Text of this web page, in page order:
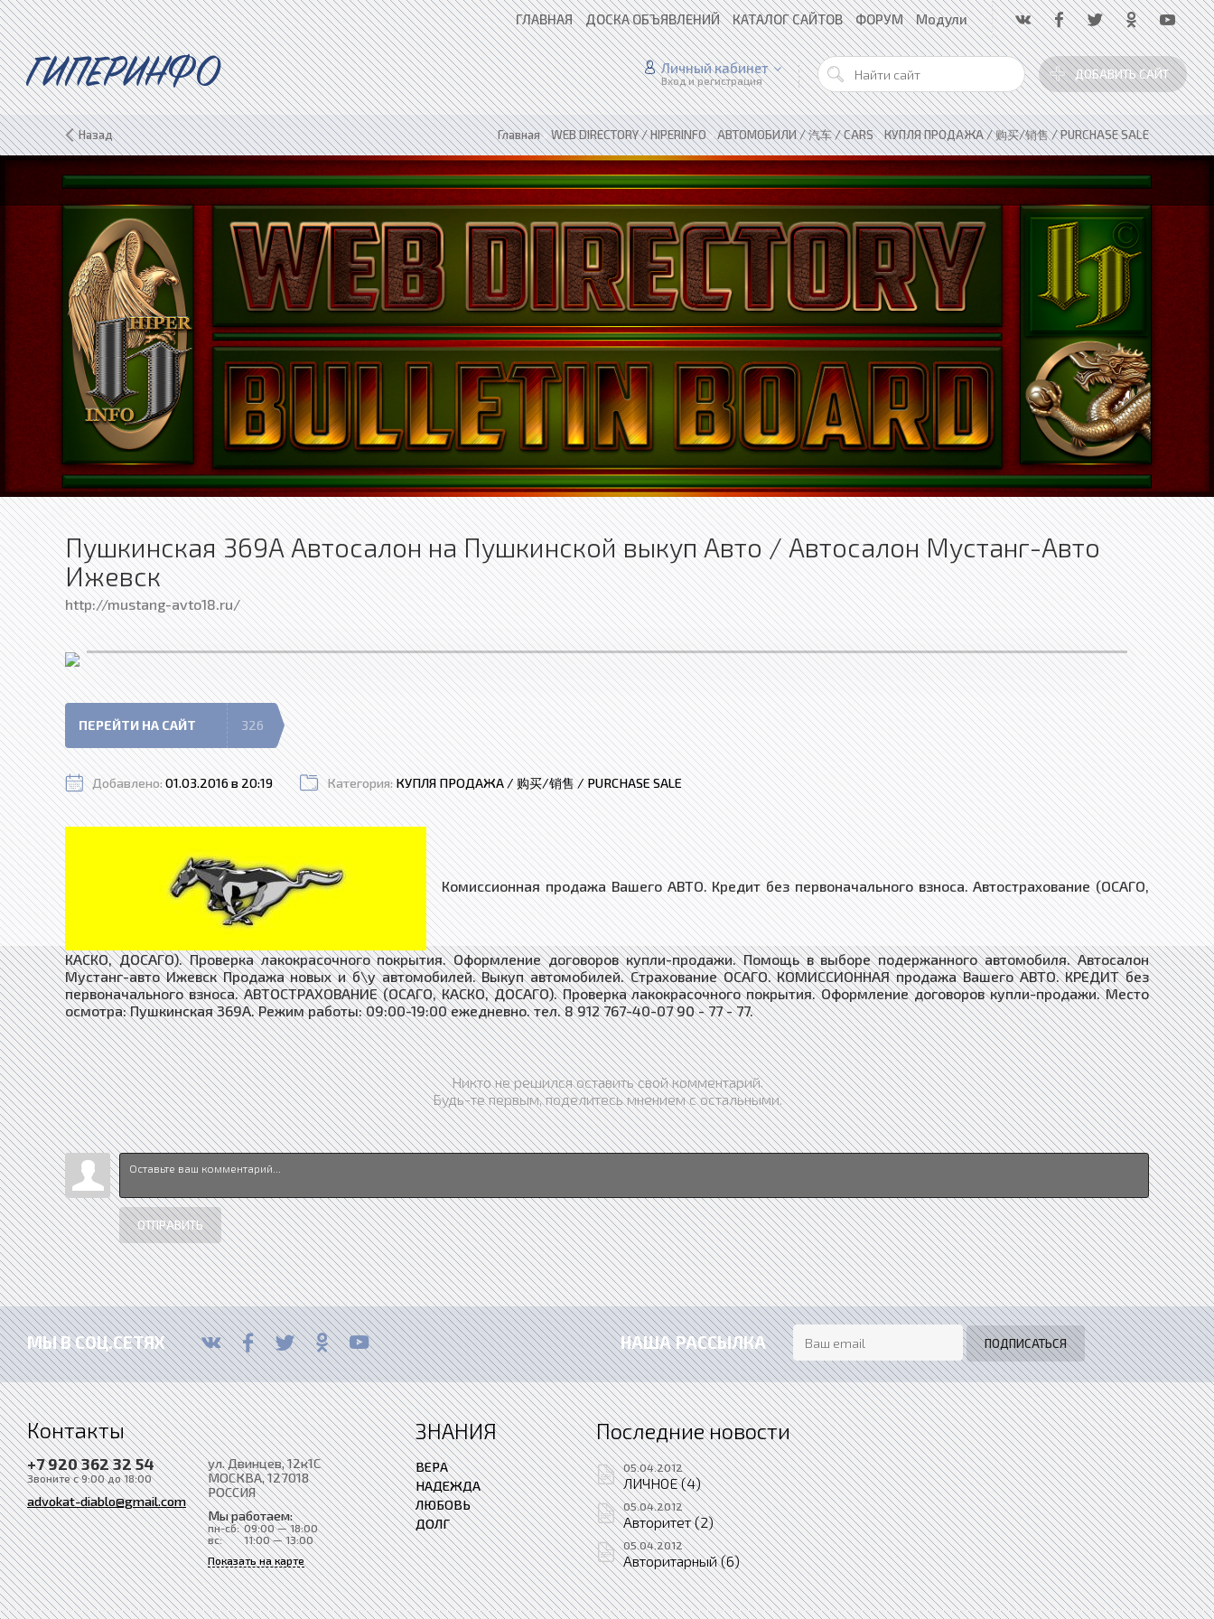
ГЛАВНАЯ ДОСКА ОБЪЯВЛЕНИЙ КАТАЛОГ САЙТОВ ФОРУМ Модули
ГИПЕРИНФО ДОБАВИТЬ САЙТ
Личный кабинет
Вход и регистрация
Назад Главная»WEB DIRECTORY / HIPERINFO»АВТОМОБИЛИ / 汽车 / CARS»КУПЛЯ ПРОДАЖА / 购买/销售 / PURCHASE SALE
Пушкинская 369А Автосалон на Пушкинской выкуп Авто / Автосалон Мустанг-Авто
Ижевск
http://mustang-avto18.ru/
ПЕРЕЙТИ НА САЙТ 326
Добавлено:01.03.2016 в 20:19 Категория:КУПЛЯ ПРОДАЖА / 购买/销售 / PURCHASE SALE
Комиссионная продажа Вашего АВТО. Кредит без первоначального взноса. Автострахование (ОСАГО,
КАСКО, ДОСАГО). Проверка лакокрасочного покрытия. Оформление договоров купли-продажи. Помощь в выборе подержанного автомобиля. ​Автосалон
Мустанг-авто Ижевск Продажа новых и б\у автомобилей. Выкуп автомобилей. Страхование ОСАГО. КОМИССИОННАЯ продажа Вашего АВТО. КРЕДИТ без
первоначального взноса. АВТОСТРАХОВАНИЕ (ОСАГО, КАСКО, ДОСАГО). Проверка лакокрасочного покрытия. Оформление договоров купли-продажи. Место
осмотра: Пушкинская 369А. Режим работы: 09:00-19:00 ежедневно. тел. 8 912 767-40-07 90 - 77 - 77.
Никто не решился оставить свой комментарий.
Будь-те первым, поделитесь мнением с остальными.
ОТПРАВИТЬ
МЫ В СОЦ.СЕТЯХ НАША РАССЫЛКА
Контакты
+7 920 362 32 54
Звоните с 9:00 до 18:00
advokat-diablo@gmail.com
ул. Двинцев, 12к1С
МОСКВА, 127018
РОССИЯ
Мы работаем:
пн-сб: 09:00 — 18:00
вс:
11:00 — 13:00
Показать на карте
ЗНАНИЯ
ВЕРА
НАДЕЖДА
ЛЮБОВЬ
ДОЛГ
Последние новости
05.04.2012
ЛИЧНОЕ (4)
05.04.2012
Авторитет (2)
05.04.2012
Авторитарный (6)